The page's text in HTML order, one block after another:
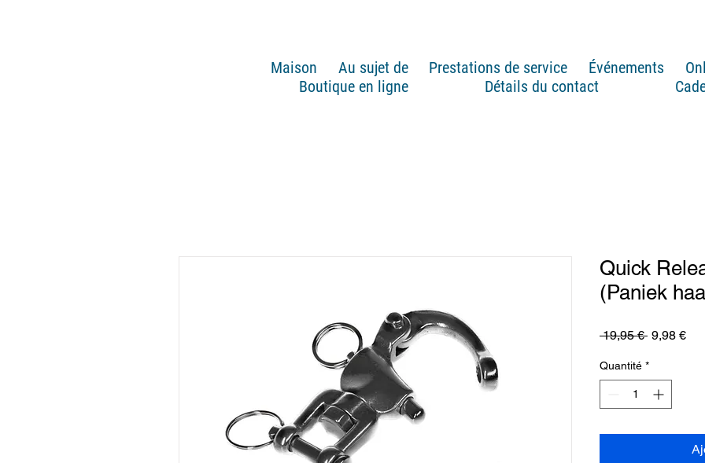
Maison Au sujet de Prestations de service Événements
Boutique en ligne
Détails du contact
Quick
(Paniek
19,95 € Prix
9,98 €Prix
Quantité *